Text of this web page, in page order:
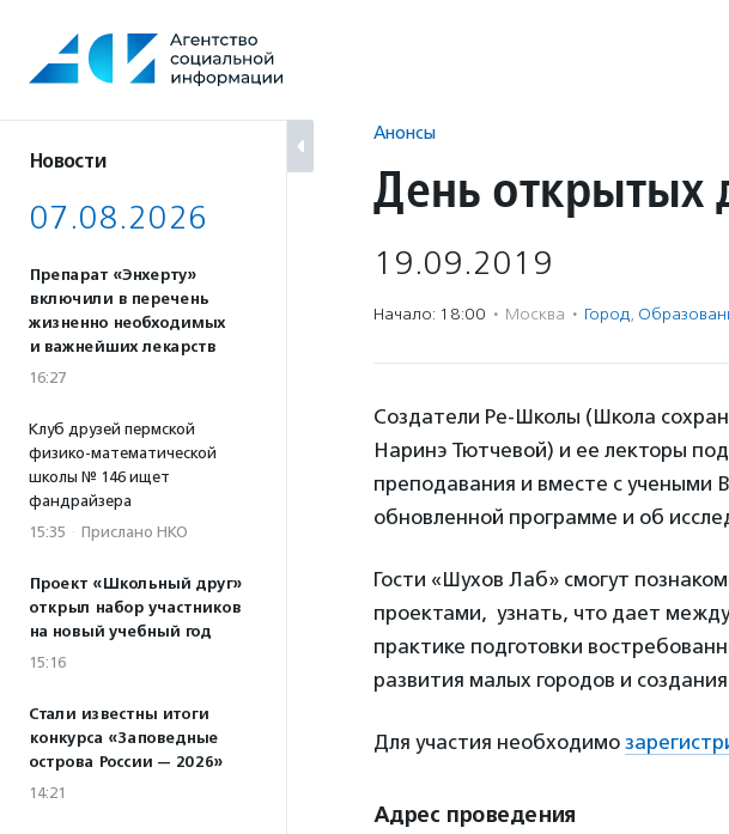
содержанию
Новости
07.08.2026
Препарат «Энхерту»
включили в перечень
жизненно необходимых
и важнейших лекарств
16:27
Клуб друзей пермской
физико-математической
школы № 146 ищет
фандрайзера
15:35 · Прислано НКО
Проект «Школьный друг»
открыл набор участников
на новый учебный год
15:16
Стали известны итоги
конкурса «Заповедные
острова России — 2026»
14:21
Анонсы
День
19.09.2019
Начало: 18:00 · Москва · Город,
Создатели Ре-Школы (Школа
Наринэ Тютчевой) и ее лекторы
преподавания и вместе с учеными
обновленной программе и об
Гости «Шухов Лаб» смогут
проектами, узнать, что дает
практике подготовки
развития малых городов и
Для участия необходимо
Адрес проведения